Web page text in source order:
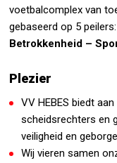
voetbalcomplex van
gebaseerd op 5 peilers:
Betrokkenheid –
Plezier
VV HEBES biedt
scheidsrechters en
veiligheid en
Wij vieren samen